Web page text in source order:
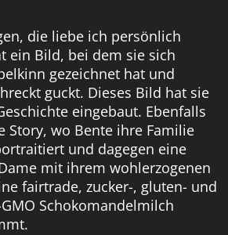
die liebe ich persönlich
ein Bild, bei dem sie sich
gezeichnet hat und
guckt. Dieses Bild hat sie
eingebaut. Ebenfalls
Story, wo Bente ihre Familie
und dagegen eine
mit ihrem wohlerzogenen
fairtrade, zucker-, gluten- und
Schokomandelmilch